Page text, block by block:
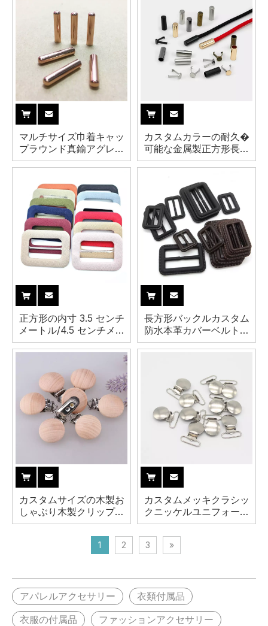
マルチサイズ巾着キャッ
プラウンド真鍮アグレッ
トメタルエンドコードチ
カスタムカラーの耐久�
可能な金属製正方形長方
形スライダー バックル
正方形の内寸 3.5 センチ
メートル/4.5 センチメー
トル/5 センチメートルピ
ンの有無にかかわらず金
属生地カバーベルトバッ
クル
長方形バックルカスタム
防水本革カバーベルトバ
ックル
カスタムサイズの木製お
しゃぶり木製クリップサ
スペンダー木製クリップ
カスタムメッキクラシッ
クニッケルユニフォーム
コートフラットハートラ
ウンドメタルサスペンダ
ークリップ
1 2 3 »
アパレルアクセサリー
衣類付属品
衣服の付属品
ファッションアクセサリー